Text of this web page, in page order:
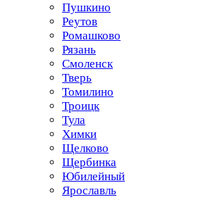
Пушкино
Реутов
Ромашково
Рязань
Смоленск
Тверь
Томилино
Троицк
Тула
Химки
Щелково
Щербинка
Юбилейный
Ярославль